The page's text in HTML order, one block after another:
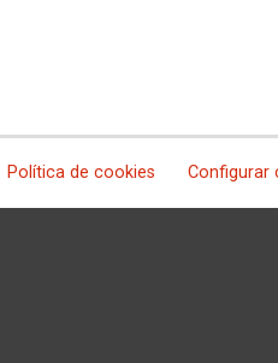
Política de cookies Configurar